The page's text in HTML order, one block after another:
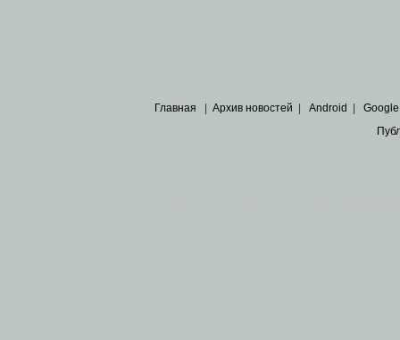
Главная | Архив новостей | Android | Google